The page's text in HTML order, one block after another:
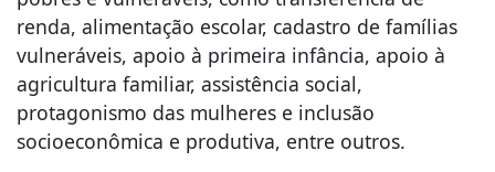
renda, alimentação escolar, cadastro de famílias
vulneráveis, apoio à primeira infância, apoio à
agricultura familiar, assistência social,
protagonismo das mulheres e inclusão
socioeconômica e produtiva, entre outros.